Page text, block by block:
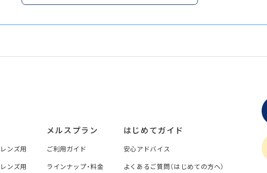
ンズ用
ンズ用
メルスプラン
ご利用ガイド
ラインナップ・料金
はじめてガイド
安心アドバイス
よくあるご質問（はじめての方へ）